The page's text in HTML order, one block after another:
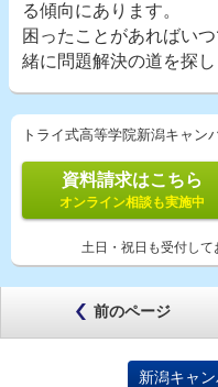
る傾向にあります。
困ったことがあればい
緒に問題解決の道を探し
トライ式高等学院新潟キャン
資料請求はこちら
オンライン相談も実施中
土日・祝日も受付して
前のページ
新潟キャ